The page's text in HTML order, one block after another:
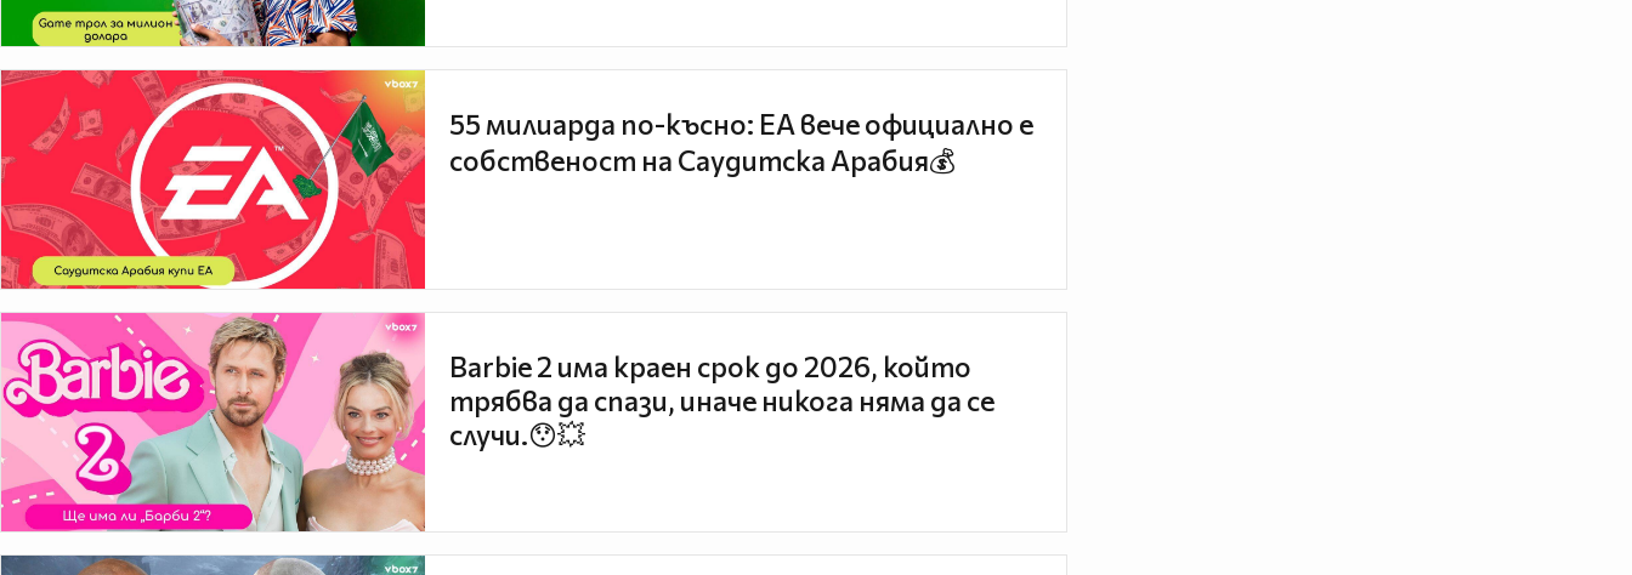
55 милиарда по-късно: EA вече официално е
собственост на Саудитска Арабия💰
Barbie 2 има краен срок до 2026, който
трябва да спази, иначе никога няма да се
случи.😯💥